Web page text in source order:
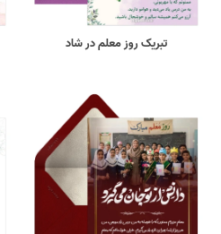
تبریک روز معلم در شاد